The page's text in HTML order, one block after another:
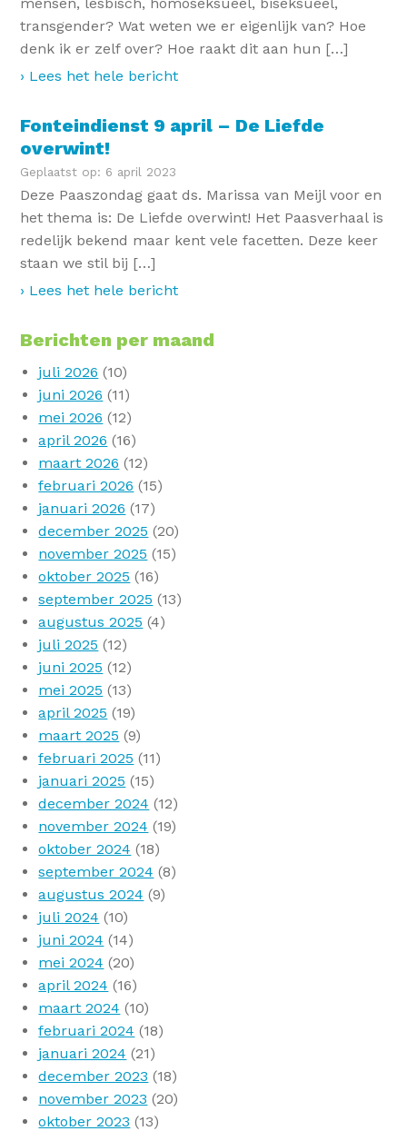
transgender? Wat weten we er eigenlijk van? Hoe
denk ik er zelf over? Hoe raakt dit aan hun […]
› Lees het hele bericht
Fonteindienst 9 april – De Liefde
overwint!
Geplaatst op: 6 april 2023
Deze Paaszondag gaat ds. Marissa van Meijl voor en
het thema is: De Liefde overwint! Het Paasverhaal is
redelijk bekend maar kent vele facetten. Deze keer
staan we stil bij […]
› Lees het hele bericht
Berichten per maand
juli 2026 (10)
juni 2026 (11)
mei 2026 (12)
april 2026 (16)
maart 2026 (12)
februari 2026 (15)
januari 2026 (17)
december 2025 (20)
november 2025 (15)
oktober 2025 (16)
september 2025 (13)
augustus 2025 (4)
juli 2025 (12)
juni 2025 (12)
mei 2025 (13)
april 2025 (19)
maart 2025 (9)
februari 2025 (11)
januari 2025 (15)
december 2024 (12)
november 2024 (19)
oktober 2024 (18)
september 2024 (8)
augustus 2024 (9)
juli 2024 (10)
juni 2024 (14)
mei 2024 (20)
april 2024 (16)
maart 2024 (10)
februari 2024 (18)
januari 2024 (21)
december 2023 (18)
november 2023 (20)
oktober 2023 (13)